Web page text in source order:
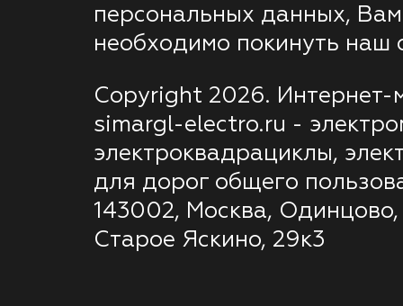
персональных данных, Вам
необходимо покинуть наш
Copyright 2026. Интернет-
simargl-electro.ru -
электроквадрациклы,
для дорог общего
143002, Москва, Одинцово,
Старое Яскино, 29к3